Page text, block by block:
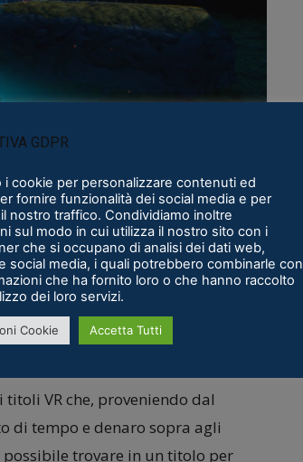
VR che, proveniendo dal
di tempo e denaro sopra agli
trovare in un titolo per
GDPR
i cookie per personalizzare contenuti ed
fornire funzionalità dei social media e per
nostro traffico. Condividiamo inoltre
sul modo in cui utilizza il nostro sito con i
che si occupano di analisi dei dati web,
social media, i quali potrebbero combinarle con
che ha fornito loro o che hanno raccolto
dei loro servizi.
Cookie Accetta Tutti